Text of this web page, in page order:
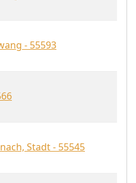
- 55593
Stadt - 55545